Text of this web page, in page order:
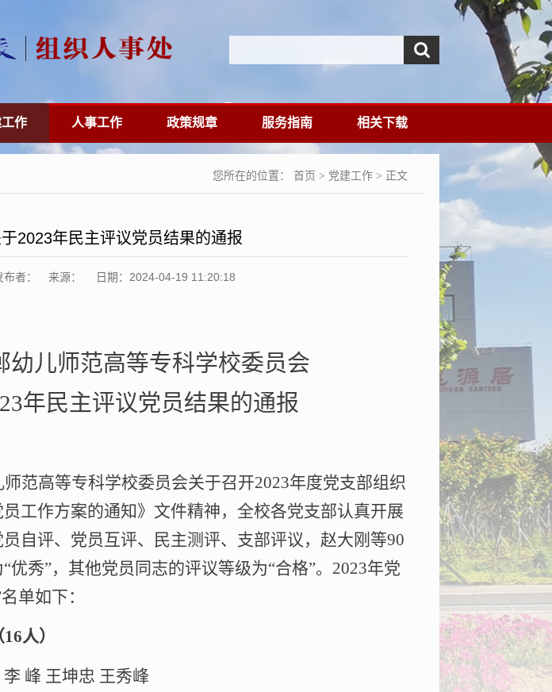
作 人事工作 政策规章 服务指南 相关下载
您所在的位置： 首页 > 党建工作 > 正文
2023年民主评议党员结果的通报
布者： 来源： 日期：2024-04-19 11:20:18
幼儿师范高等专科学校委员会
年民主评议党员结果的通报
范高等专科学校委员会关于召开2023年度党支部组织
工作方案的通知》文件精神，全校各党支部认真开展
自评、党员互评、民主测评、支部评议，赵大刚等90
秀”，其他党员同志的评议等级为“合格”。 2023年党
单如下：
16人）
李 峰 王坤忠 王秀峰